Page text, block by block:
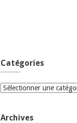
Catégories
Catégories
Archives